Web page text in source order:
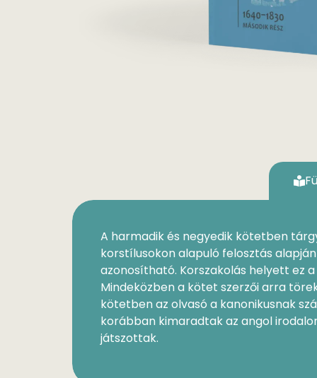
A harmadik és negyedik kötetben
korstílusokon alapuló felosztás
azonosítható. Korszakolás helyett ez
Mindeköz­ben a kötet szerzői arra
kötetben az olvasó a kanoni­kusnak
korábban kimaradtak az angol
játszottak.